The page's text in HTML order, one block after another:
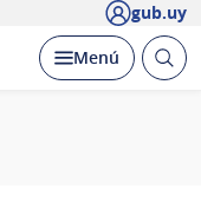
gub.uy
Desplegar
Menú Abrir